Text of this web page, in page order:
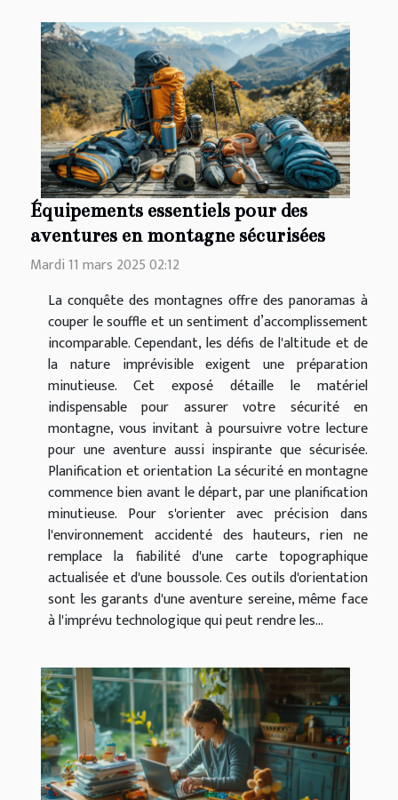
Équipements essentiels pour des
aventures en montagne sécurisées
Mardi 11 mars 2025 02:12
La conquête des montagnes offre des panoramas à
couper le souffle et un sentiment d’accomplissement
incomparable. Cependant, les défis de l'altitude et de
la nature imprévisible exigent une préparation
minutieuse. Cet exposé détaille le matériel
indispensable pour assurer votre sécurité en
montagne, vous invitant à poursuivre votre lecture
pour une aventure aussi inspirante que sécurisée.
Planification et orientation La sécurité en montagne
commence bien avant le départ, par une planification
minutieuse. Pour s'orienter avec précision dans
l'environnement accidenté des hauteurs, rien ne
remplace la fiabilité d'une carte topographique
actualisée et d'une boussole. Ces outils d'orientation
sont les garants d'une aventure sereine, même face
à l'imprévu technologique qui peut rendre les...